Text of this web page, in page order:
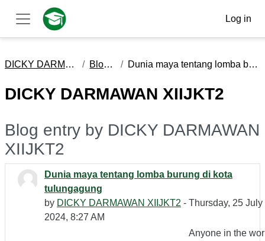
Skip to main content
Side panel
Log in
DICKY DARMAWAN XIIJKT2 Blog entries Dunia maya tentang lomba burung di kota tulungagung
DICKY DARMAWAN XIIJKT2
Blog entry by DICKY DARMAWAN
XIIJKT2
Dunia maya tentang lomba burung di kota
tulungagung
by DICKY DARMAWAN XIIJKT2 - Thursday, 25 July
2024, 8:27 AM
Anyone in the